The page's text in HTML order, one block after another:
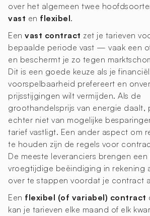
over het algemeen twee
vast en flexibel.
Een vast contract zet je tarieven
bepaalde periode vast — vaak een
en beschermt je zo tegen
Dit is een goede keuze als je
voorspelbaarheid prefereert en
prijsstijgingen wilt vermijden. Als de
groothandelsprijs van energie daalt,
echter niet van mogelijke
tarief vastligt. Een ander aspect om
te houden zijn de regels voor
De meeste leveranciers brengen
vroegtijdige beëindiging in rekening
over te stappen voordat je contract
Een flexibel (of variabel) contract
kan je tarieven elke maand of elk